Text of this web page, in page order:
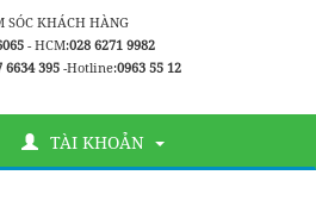
SÓC KHÁCH HÀNG
- HCM:028 6271 9982
6634 395 -Hotline:0963 55 12
TÀI KHOẢN